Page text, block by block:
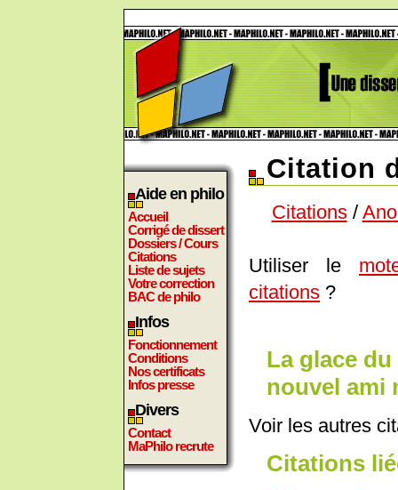
Aide en philo
Accueil
Corrigé de dissert
Dossiers / Cours
Citations
Liste de sujets
Votre correction
BAC de philo
Infos
Fonctionnement
Conditions
Nos certificats
Infos presse
Divers
Contact
MaPhilo recrute
Citation
Citations/
Utiliser le
citations ?
La glace
nouvel ami
Voir les autres
Citations